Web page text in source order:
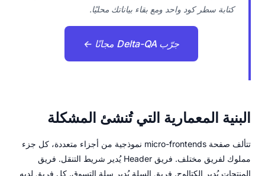
كتابة سطر كود واحد ومع بقاء بياناتك محليًا.
جرّب Delta-QA مجانًا ←
البنية المعمارية التي تُنشئ المشكلة
تتألف صفحة micro-frontends نموذجية من أجزاء متعددة، كل جزء
مملوك لفريق مختلف. فريق Header يُدير شريط التنقل. فريق
المنتجات يُدير الكتالوج. فريق السلة يُدير سلة التسوق. كل فريق لديه